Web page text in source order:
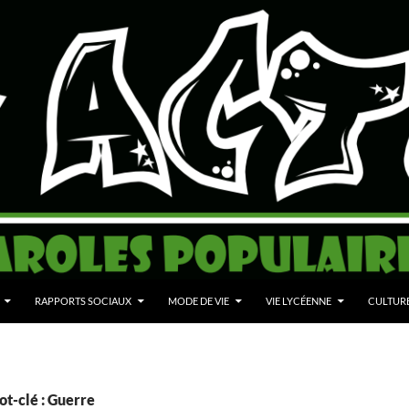
RAPPORTS SOCIAUX MODE DE VIE VIE LYCÉENNE
clé : Guerre